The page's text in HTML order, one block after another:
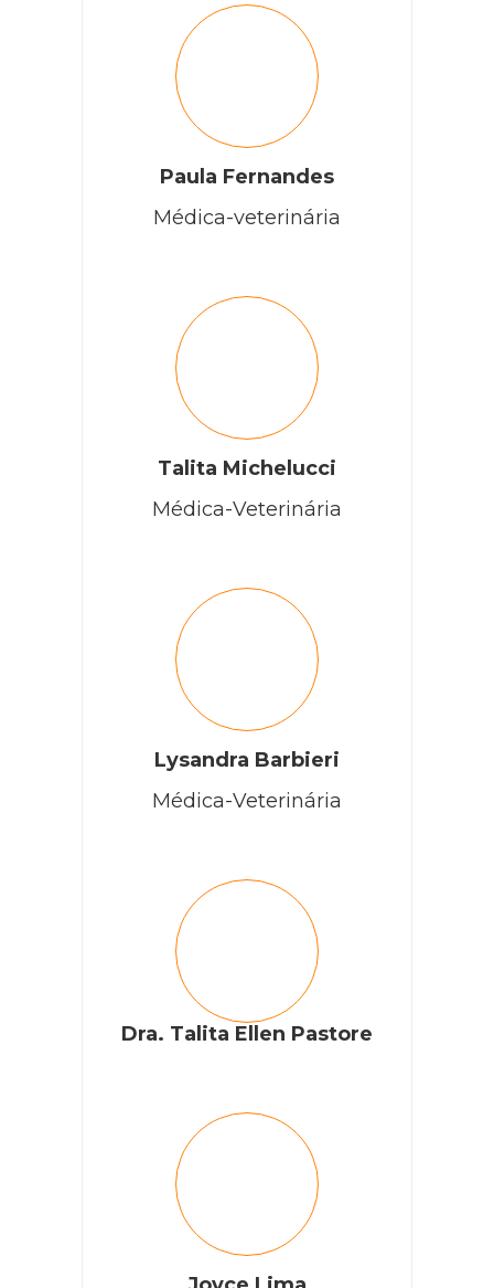
Paula Fernandes
Médica-veterinária
Talita Michelucci
Médica-Veterinária
Lysandra Barbieri
Médica-Veterinária
Dra. Talita Ellen Pastore